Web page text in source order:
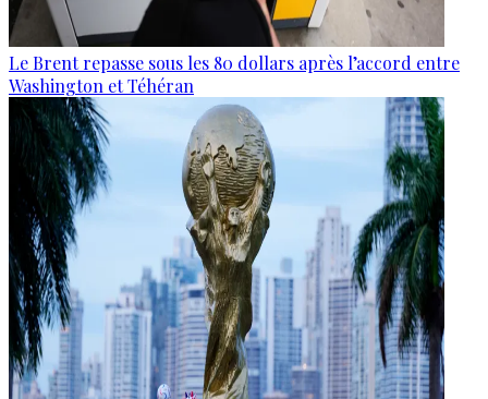
Le Brent repasse sous les 80 dollars après l’accord entre
Washington et Téhéran